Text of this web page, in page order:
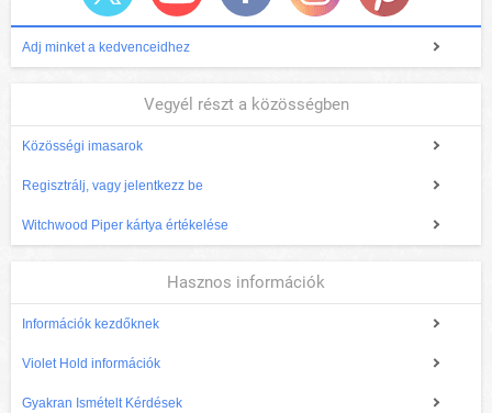
Adj minket a kedvenceidhez
Vegyél részt a közösségben
Közösségi imasarok
Regisztrálj, vagy jelentkezz be
Witchwood Piper kártya értékelése
Hasznos információk
Információk kezdőknek
Violet Hold információk
Gyakran Ismételt Kérdések